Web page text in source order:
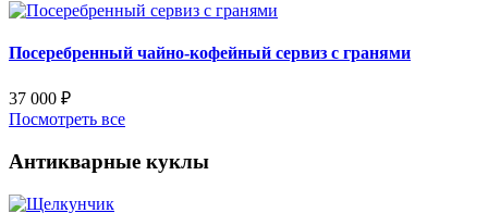
Посеребренный чайно-кофейный сервиз с гранями
37 000 ₽
Посмотреть все
Антикварные куклы